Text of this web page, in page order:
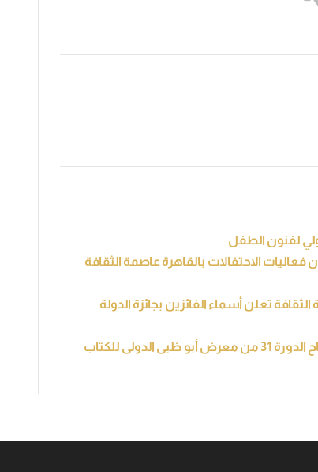
لفنون الطفل
الاحتفالات بالقاهرة عاصمة الثقافة
تعلن أسماء الفائزين بجائزة الدولة
للكتاب